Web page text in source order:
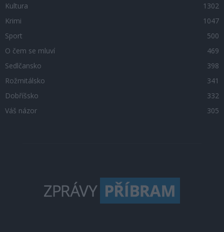
Kultura
1302
Krimi
1047
Sport
500
O čem se mluví
469
Sedlčansko
398
Rožmitálsko
341
Dobříšsko
332
Váš názor
305